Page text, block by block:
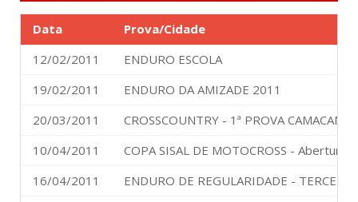
Data
Prova/Cidade
12/02/2011
ENDURO ESCOLA
19/02/2011
ENDURO DA AMIZADE 2011
20/03/2011
CROSSCOUNTRY - 1ª PROVA CAMACAM
10/04/2011
COPA SISAL DE MOTOCROSS - Abertura
16/04/2011
ENDURO DE REGULARIDADE -